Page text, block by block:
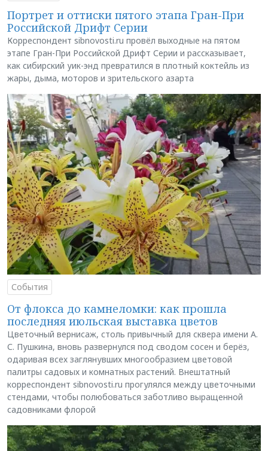
Портрет и оттиски пятого этапа Гран-При
Российской Дрифт Серии
Корреспондент sibnovosti.ru провёл выходные на пятом
этапе Гран-При Российской Дрифт Серии и рассказывает,
как сибирский уик-энд превратился в плотный коктейль из
жары, дыма, моторов и зрительского азарта
События
От флокса до камнеломки: как прошла
последняя июльская выставка цветов
Цветочный вернисаж, столь привычный для сквера имени А.
С. Пушкина, вновь развернулся под сводом сосен и берёз,
одаривая всех заглянувших многообразием цветовой
палитры садовых и комнатных растений. Внештатный
корреспондент sibnovosti.ru прогулялся между цветочными
стендами, чтобы полюбоваться заботливо выращенной
садовниками флорой